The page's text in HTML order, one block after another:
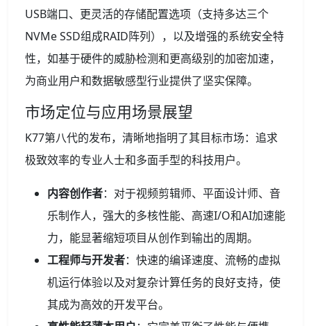
USB端口、更灵活的存储配置选项（支持多达三个
NVMe SSD组成RAID阵列），以及增强的系统安全特
性，如基于硬件的威胁检测和更高级别的加密加速，
为商业用户和数据敏感型行业提供了坚实保障。
市场定位与应用场景展望
K77第八代的发布，清晰地指明了其目标市场：追求
极致效率的专业人士和多面手型的科技用户。
内容创作者：对于视频剪辑师、平面设计师、音
乐制作人，强大的多核性能、高速I/O和AI加速能
力，能显著缩短项目从创作到输出的周期。
工程师与开发者：快速的编译速度、流畅的虚拟
机运行体验以及对复杂计算任务的良好支持，使
其成为高效的开发平台。